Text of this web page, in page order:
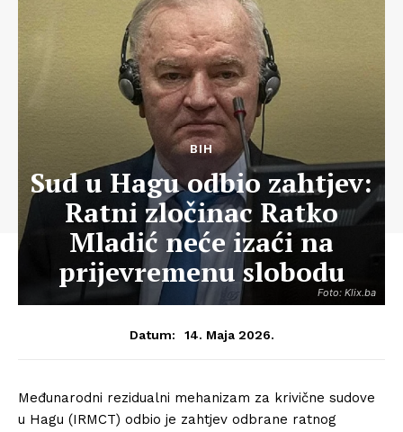
Foto: Klix.ba
BIH
Sud u Hagu odbio zahtjev:
Ratni zločinac Ratko
Mladić neće izaći na
prijevremenu slobodu
Datum: 14. Maja 2026.
Međunarodni rezidualni mehanizam za krivične sudove
u Hagu (IRMCT) odbio je zahtjev odbrane ratnog